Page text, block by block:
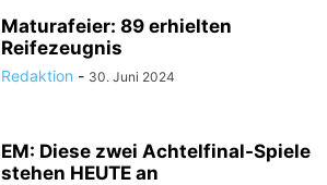
Maturafeier: 89 erhielten
Reifezeugnis
Redaktion - 30. Juni 2024
EM: Diese zwei Achtelfinal-Spiele
stehen HEUTE an